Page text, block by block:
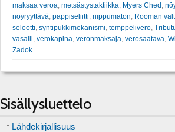
maksaa veroa metsästystaktiikka Myers Ched
nöyryyttävä pappiseliitti riippumaton Rooman
selootti syntipukkimekanismi temppelivero
vasalli verokapina veronmaksaja verosaatava
Zadok
Sisällysluettelo
Lähdekirjallisuus